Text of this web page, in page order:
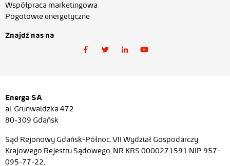
Współpraca marketingowa
Pogotowie energetyczne
Znajdź nas na
Energa SA
al. Grunwaldzka 472
80-309 Gdańsk
Sąd Rejonowy Gdańsk-Północ, VII Wydział Gospodarczy
Krajowego Rejestru Sądowego, NR KRS 0000271591 NIP 957-
095-77-22,